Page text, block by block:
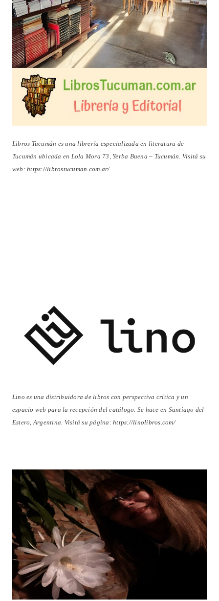
Libros Tucumán es una librería especializada en literatura de
Tucumán ubicada en Lola Mora 73, Yerba Buena – Tucumán. Visitá su
web:https://librostucuman.com.ar/
Lino es una distribuidora de libros con perspectiva crítica y un
espacio web para la recepción del catálogo. Se hace en Santiago del
Estero, Argentina. Visitá su página:https://linolibros.com/